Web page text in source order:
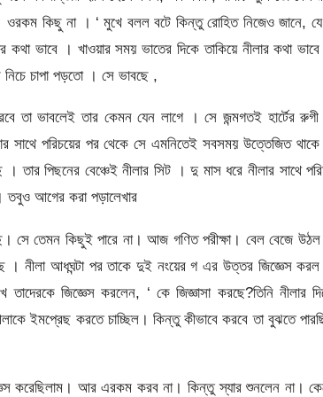
কিছু না । ‘ মুখে বলল বটে কিন্তু রোহিত নিজেও জানে,
কথা ভাবে । খাওয়ার সময় ভাতের দিকে তাকিয়ে নীলার কথা
নিচে চাপা পড়তো । সে ভাবছে ,
তা ভাবলেই তার কেমন যেন লাগে । সে জন্মগতই হার্টের
পরিচয়ের পর থেকে সে এমনিতেই সবসময় উত্তেজিত
তার পিছনের বেঞ্চেই নীলার সিট । দু মাস ধরে নীলার সাথে
তবুও আগের করা পড়ালেখার
সে তেমন কিছুই পারে না। আজ গণিত পরীক্ষা। বেল বেজে
নীলা আধঘন্টা পর তাকে দুই নংয়ের গ এর উত্তর জিজ্ঞেস
জিজ্ঞেস করলেন, ‘ কে জিজ্ঞাসা করছে?তিনি নীলার
ইমপ্রেছ করতে চাচ্ছিল। কিন্তু কীভাবে করবে তা বুঝতে
করেছিলাম। আর এরকম করব না। কিন্তু স্যার শুনলেন না।